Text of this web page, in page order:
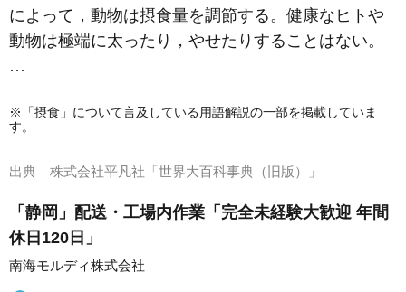
によって，動物は摂食量を調節する。健康なヒトや
動物は極端に太ったり，やせたりすることはない。
…
※「摂食」について言及している用語解説の一部を掲載していま
す。
出典｜ 株式会社平凡社「世界大百科事典（旧版）」
「静岡」配送・工場内作業「完全未経験大歓迎 年間
休日120日」
南海モルディ株式会社